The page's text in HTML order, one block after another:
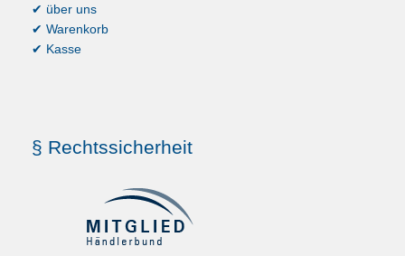
✔ über uns
✔ Warenkorb
✔ Kasse
§ Rechtssicherheit